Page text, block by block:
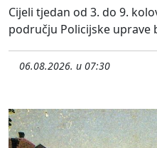
Cijeli tjedan od 3. do 9.
području Policijske uprave
06.08.2026. u 07:30